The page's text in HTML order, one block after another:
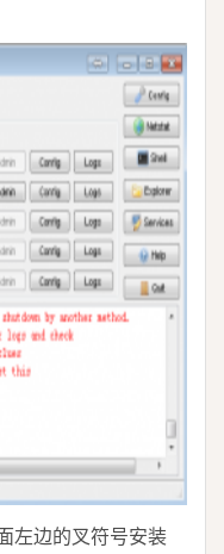
左边的叉符号安装